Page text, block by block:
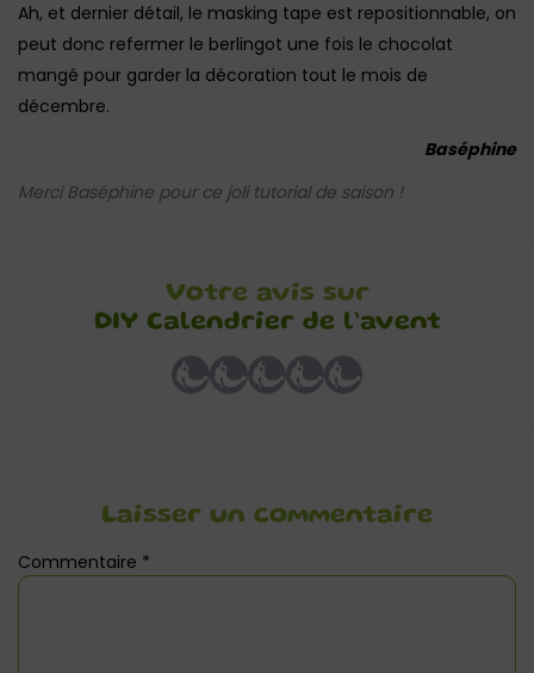
Ah, et dernier détail, le masking tape est repositionnable, on
peut donc refermer le berlingot une fois le chocolat
mangé pour garder la décoration tout le mois de
décembre.
Baséphine
Merci Baséphine pour ce joli tutorial de saison !
Votre avis sur
DIY Calendrier de l’avent
Laisser un commentaire
Commentaire *